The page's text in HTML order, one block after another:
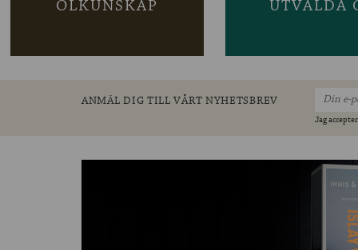
ÖLKUNSKAP UTVALDA
ANMÄL DIG TILL VÅRT NYHETSBREV
Jag